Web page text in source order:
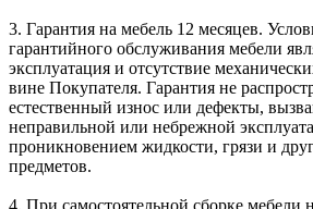
3. Гарантия на мебель 12 месяцев.
гарантийного обслуживания мебели
эксплуатация и отсутствие
вине Покупателя. Гарантия не
естественный износ или дефекты,
неправильной или небрежной
проникновением жидкости, грязи и
предметов.
4. При самостоятельной сборке мебели